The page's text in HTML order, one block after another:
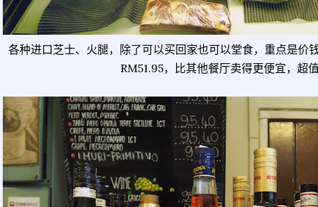
各种进口芝士、火腿，除了可以买回家也可以堂食，重点是价
RM51.95，比其他餐厅卖得更便宜，超值